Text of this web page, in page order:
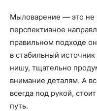
Мыловарение — это не
перспективное
правильном подходе
в стабильный
нишу, тщательно
внимание деталям. А
всегда под рукой,
путь.